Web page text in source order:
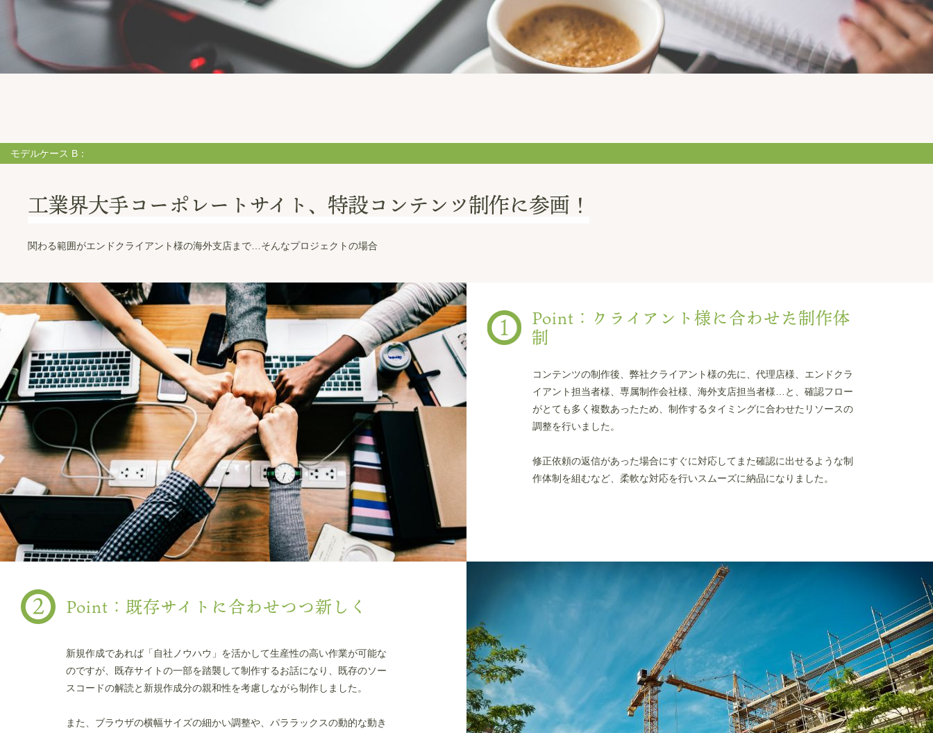
モデルケース B：
工業界大手コーポレートサイト、特設コンテンツ制作に参画！
関わる範囲がエンドクライアント様の海外支店まで…そんなプロジェクトの場合
Point：クライアント様に合わせた制作体
制
コンテンツの制作後、弊社クライアント様の先に、代理店様、エンドクラ
イアント担当者様、専属制作会社様、海外支店担当者様…と、確認フロー
がとても多く複数あったため、制作するタイミングに合わせたリソースの
調整を行いました。
修正依頼の返信があった場合にすぐに対応してまた確認に出せるような制
作体制を組むなど、柔軟な対応を行いスムーズに納品になりました。
Point：既存サイトに合わせつつ新しく
新規作成であれば「自社ノウハウ」を活かして生産性の高い作業が可能な
のですが、既存サイトの一部を踏襲して制作するお話になり、既存のソー
スコードの解読と新規作成分の親和性を考慮しながら制作しました。
また、ブラウザの横幅サイズの細かい調整や、パララックスの動的な動き